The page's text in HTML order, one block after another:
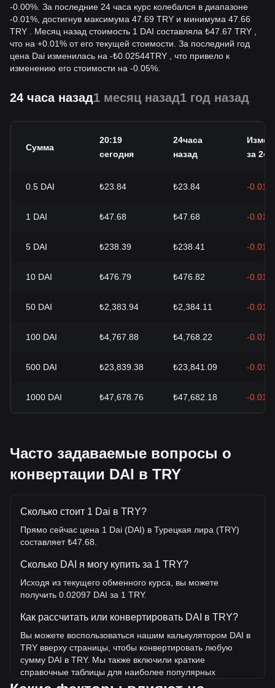
-0.00%. За последние 24 часа курс колебался в диапазоне
-0.01%, достигнув максимума 47.69 TRY и минимума 47.66
TRY . Месяц назад стоимость 1 DAI составляла ₺47.67 TRY ,
что на +0.01% от его текущей стоимости. За последний год
цена Dai изменилась на -₺0.02544TRY , что привело к
изменению его стоимости на -0.05%.
24 часа назад1 месяц назад1 год назад
Сумма
20:19
сегодня
24часа
назад
за 24
0.5 DAI ₺23.84 ₺23.84 -0.01%
1 DAI ₺47.68 ₺47.68 -0.01%
5 DAI ₺238.39 ₺238.41 -0.01%
10 DAI ₺476.79 ₺476.82 -0.01%
50 DAI ₺2,383.94 ₺2,384.11 -0.01%
100 DAI ₺4,767.88 ₺4,768.22 -0.01%
500 DAI ₺23,839.38 ₺23,841.09 -0.01%
1000 DAI ₺47,678.76 ₺47,682.18 -0.01%
Часто задаваемые вопросы о
конвертации DAI в TRY
Сколько стоит 1 Dai в TRY?
Прямо сейчас цена 1 Dai (DAI) в Турецкая лира (TRY)
составляет ₺47.68.
Сколько DAI я могу купить за 1 TRY?
Исходя из текущего обменного курса, вы можете
получить 0.02097 DAI за 1 TRY.
Как рассчитать или конвертировать DAI в TRY?
Вы можете воспользоваться нашим калькулятором DAI в
TRY вверху страницы, чтобы конвертировать любую
сумму DAI в TRY. Мы также включили краткие
справочные таблицы для наиболее популярных
конвертаций. Например, 5 TRY эквивалентны 0.1049 DAI,